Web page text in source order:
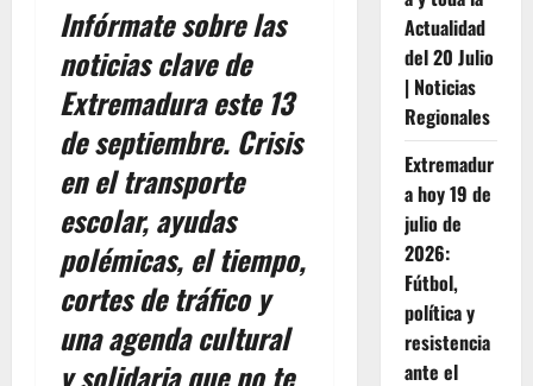
Infórmate sobre las
noticias clave de
Extremadura este 13
de septiembre. Crisis
en el transporte
escolar, ayudas
polémicas, el tiempo,
cortes de tráfico y
una agenda cultural
y solidaria que no te
Actualidad
del 20 Julio
| Noticias
Regionales
Extremadur
a hoy 19 de
julio de
2026:
Fútbol,
política y
resistencia
ante el